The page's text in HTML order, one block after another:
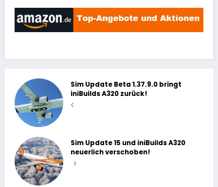
Sim Update Beta 1.37.9.0 bringt
iniBuilds A320 zurück!
Sim Update 15 und iniBuilds A320
neuerlich verschoben!